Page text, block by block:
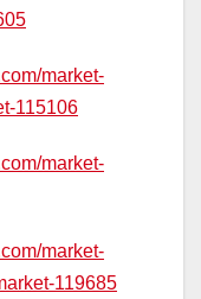
market-
115106
market-
market-
119685